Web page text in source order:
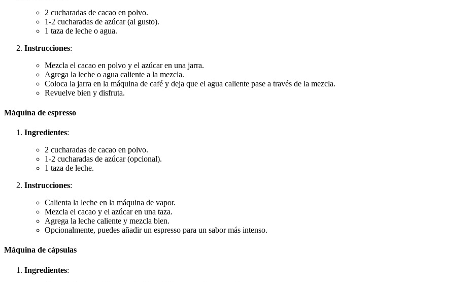
2 cucharadas de cacao en polvo.
1-2 cucharadas de azúcar (al gusto).
1 taza de leche o agua.
Instrucciones:
Mezcla el cacao en polvo y el azúcar en una jarra.
Agrega la leche o agua caliente a la mezcla.
Coloca la jarra en la máquina de café y deja que el agua caliente pase a través de la mezcla.
Revuelve bien y disfruta.
Máquina de espresso
Ingredientes:
2 cucharadas de cacao en polvo.
1-2 cucharadas de azúcar (opcional).
1 taza de leche.
Instrucciones:
Calienta la leche en la máquina de vapor.
Mezcla el cacao y el azúcar en una taza.
Agrega la leche caliente y mezcla bien.
Opcionalmente, puedes añadir un espresso para un sabor más intenso.
Máquina de cápsulas
Ingredientes: